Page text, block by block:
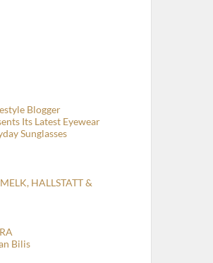
Blogger
Its Latest Eyewear
Sunglasses
HALLSTATT &
Bilis